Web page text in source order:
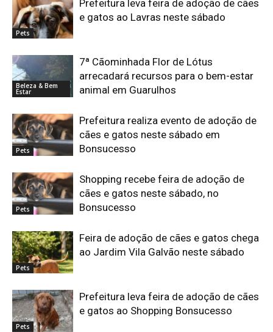
Pets
Prefeitura leva feira de adoção de cães
e gatos ao Lavras neste sábado
Beleza & Bem
Estar
7ª Cãominhada Flor de Lótus
arrecadará recursos para o bem-estar
animal em Guarulhos
Pets
Prefeitura realiza evento de adoção de
cães e gatos neste sábado em
Bonsucesso
Pets
Shopping recebe feira de adoção de
cães e gatos neste sábado, no
Bonsucesso
Pets
Feira de adoção de cães e gatos chega
ao Jardim Vila Galvão neste sábado
Pets
Prefeitura leva feira de adoção de cães
e gatos ao Shopping Bonsucesso